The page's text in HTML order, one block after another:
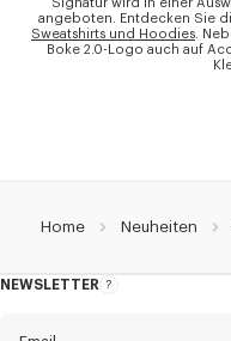
Signatur wird in einer
angeboten. Entdecken Sie
Sweatshirts und Hoodies .
Boke 2.0-Logo auch auf
Home Neuheiten
NEWSLETTER
Über